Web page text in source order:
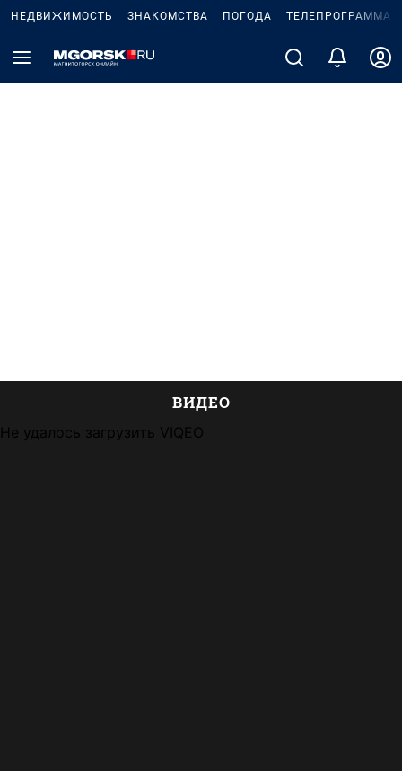
НЕДВИЖИМОСТЬ ЗНАКОМСТВА ПОГОДА ТЕЛЕПРОГРАММА
ВИДЕО
Не удалось загрузить VIQEO